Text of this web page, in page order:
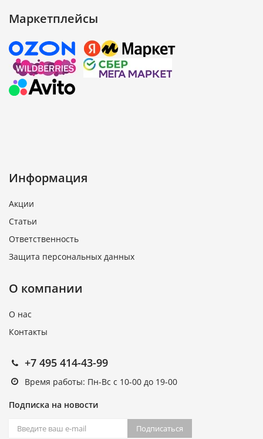
Маркетплейсы
Информация
Акции
Статьи
Ответственность
Защита персональных данных
О компании
О нас
Контакты
+7 495 414-43-99
Время работы: Пн-Вс с 10-00 до 19-00
Подписка на новости
Подписаться